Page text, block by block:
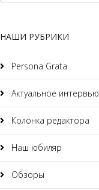
НАШИ РУБРИКИ
Persona Grata
Актуальное интервью
Колонка редактора
Наш юбиляр
Обзоры